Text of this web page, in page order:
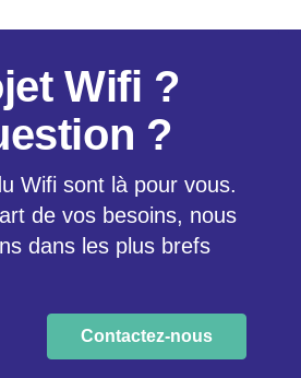
Wifi ?
?
Wifi sont là pour vous.
de vos besoins, nous
dans les plus brefs
Contactez-nous